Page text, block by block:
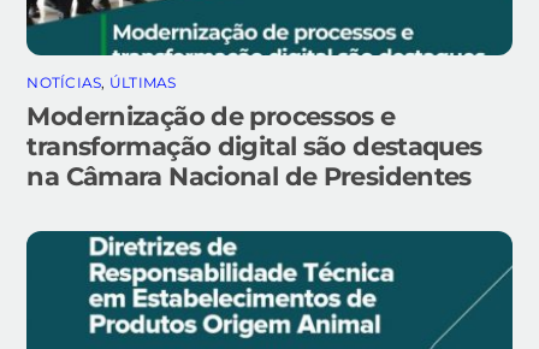
NOTÍCIAS, ÚLTIMAS
Modernização de processos e
transformação digital são destaques
na Câmara Nacional de Presidentes